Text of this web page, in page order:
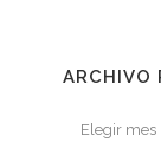
ARCHIVO
Archivo